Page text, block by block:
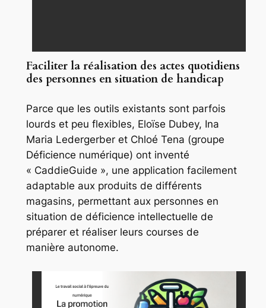
Faciliter la réalisation des actes quotidiens
des personnes en situation de handicap
Parce que les outils existants sont parfois
lourds et peu flexibles, Eloïse Dubey, Ina
Maria Ledergerber et Chloé Tena (groupe
Déficience numérique) ont inventé
« CaddieGuide », une application facilement
adaptable aux produits de différents
magasins, permettant aux personnes en
situation de déficience intellectuelle de
préparer et réaliser leurs courses de
manière autonome.